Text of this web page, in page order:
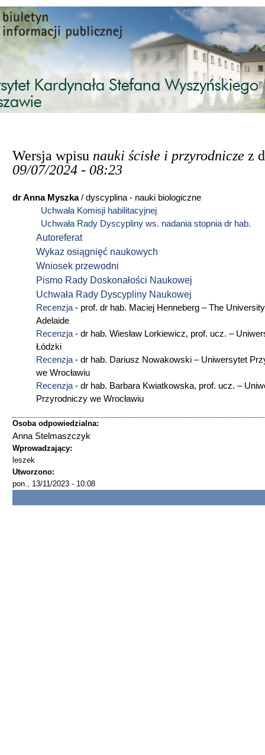
Przejdź do treści
Wersja wpisu nauki ścisłe i przyrodnicze z
09/07/2024 - 08:23
dr Anna Myszka/ dyscyplina - nauki biologiczne
Uchwała Komisji habilitacyjnej
Uchwała Rady Dyscypliny ws. nadania stopnia dr hab.
Autoreferat
Wykaz osiągnięć naukowych
Wniosek przewodni
Pismo Rady Doskonałości Naukowej
Uchwała Rady Dyscypliny Naukowej
Recenzja - prof. dr hab. Maciej Henneberg – The
Adelaide
Recenzja - dr hab. Wiesław Lorkiewicz, prof. ucz. –
Łódzki
Recenzja - dr hab. Dariusz Nowakowski – Uniwersytet
we Wrocławiu
Recenzja - dr hab. Barbara Kwiatkowska, prof. ucz. –
Przyrodniczy we Wrocławiu
Osoba odpowiedzialna:
Anna Stelmaszczyk
Wprowadzający:
leszek
Utworzono:
pon., 13/11/2023 - 10:08